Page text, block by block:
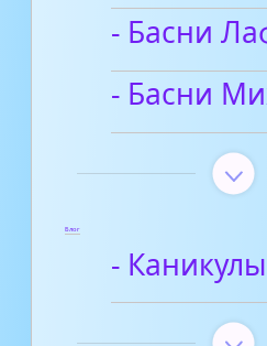
- Басни
- Басни
Блог
- Каникулы